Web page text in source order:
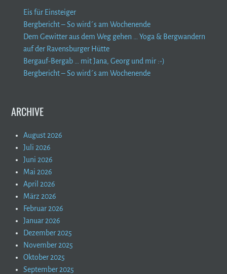
Eis für Einsteiger
Bergbericht – So wird´s am Wochenende
Dem Gewitter aus dem Weg gehen … Yoga & Bergwandern
auf der Ravensburger Hütte
Bergauf-Bergab … mit Jana, Georg und mir :-)
Bergbericht – So wird´s am Wochenende
ARCHIVE
August 2026
Juli 2026
Juni 2026
Mai 2026
April 2026
März 2026
Februar 2026
Januar 2026
Dezember 2025
November 2025
Oktober 2025
September 2025